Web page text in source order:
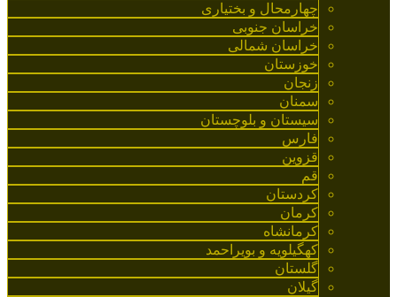
چهارمحال و بختیاری
خراسان جنوبی
خراسان شمالی
خوزستان
زنجان
سمنان
سیستان و بلوچستان
فارس
قزوین
قم
کردستان
کرمان
کرمانشاه
کهگیلویه و بویراحمد
گلستان
گیلان